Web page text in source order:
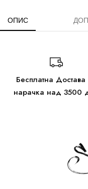
ОПИС
Бесплатна Достава
нарачка над 3500